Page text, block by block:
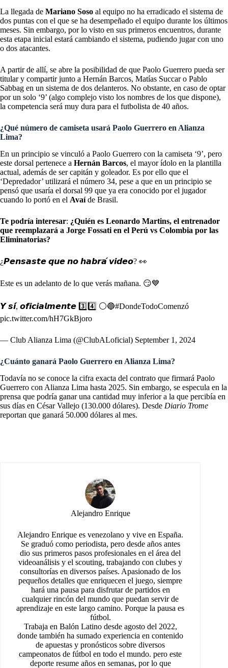
La llegada de Mariano Soso al equipo no ha erradicado el sistema de
dos puntas con el que se ha desempeñado el equipo durante los últimos
meses. Sin embargo, por lo visto en sus primeros encuentros, durante
esta etapa inicial estará cambiando el sistema, pudiendo jugar con uno
o dos atacantes.
A partir de allí, se abre la posibilidad de que Paolo Guerrero pueda ser
titular y compartir junto a Hernán Barcos, Matías Succar o Pablo
Sabbag en un sistema de dos delanteros. No obstante, en caso de optar
por un solo ‘9’ (algo complejo visto los nombres de los que dispone),
la competencia será muy dura para el futbolista de 40 años.
¿Qué número de camiseta usará Paolo Guerrero en Alianza
Lima?
En un principio se vinculó a Paolo Guerrero con la camiseta ‘9’, pero
este dorsal pertenece a Hernán Barcos, el mayor ídolo en la plantilla
actual, además de ser capitán y goleador. Es por ello que el
‘Depredador’ utilizará el número 34, pese a que en un principio se
pensó que usaría el dorsal 99 que ya era conocido por el jugador
cuando lo portó en el Avaíde Brasil.
Te podría interesar: ¿Quién es Leonardo Martins, el entrenador
que reemplazará a Jorge Fossati en el Perú vs Colombia por las
Eliminatorias?
¿𝙋𝙚𝙣𝙨𝙖𝙨𝙩𝙚 𝙦𝙪𝙚 𝙣𝙤 𝙝𝙖𝙗𝙧𝙖́ 𝙫𝙞𝙙𝙚𝙤? 👀
Este es un adelanto de lo que verás mañana. 😏💙
𝙔 𝙨𝙞́, 𝙤𝙛𝙞𝙘𝙞𝙖𝙡𝙢𝙚𝙣𝙩𝙚 3️⃣4️⃣ ⚪️🔵#DondeTodoComenzó
pic.twitter.com/hH7GkBjoro
— Club Alianza Lima (@ClubALoficial) September 1, 2024
¿Cuánto ganará Paolo Guerrero en Alianza Lima?
Todavía no se conoce la cifra exacta del contrato que firmará Paolo
Guerrero con Alianza Lima hasta 2025. Sin embargo, se especula en la
prensa que podría ganar una cantidad muy inferior a la que percibía en
sus días en César Vallejo (130.000 dólares). Desde Diario Trome
reportan que ganará 50.000 dólares al mes.
Alejandro Enrique
Alejandro Enrique es venezolano y vive en España.
Se graduó como periodista, pero desde años antes
dio sus primeros pasos profesionales en el área del
videoanálisis y el scouting, trabajando con clubes y
consultorías en diversos países. Apasionado de los
pequeños detalles que enriquecen el juego, siempre
hará una pausa para disfrutar de partidos en
cualquier rincón del mundo que puedan servir de
aprendizaje en este largo camino. Porque la pausa es
fútbol.
Trabaja en Balón Latino desde agosto del 2022,
donde también ha sumado experiencia en contenido
de apuestas y pronósticos sobre diversos
campeonatos de fútbol en todo el mundo. pero este
deporte resume años en semanas, por lo que